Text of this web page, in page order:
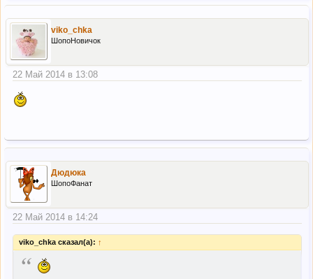
viko_chka
ШопоНовичок
22 Май 2014 в 13:08
Дюдюка
ШопоФанат
22 Май 2014 в 14:24
viko_chka сказал(а): ↑
“